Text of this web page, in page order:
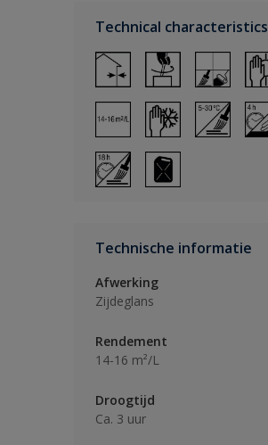
Technical characteristics
Technische informatie
Afwerking
Zijdeglans
Rendement
14-16 m²/L
Droogtijd
Ca. 3 uur